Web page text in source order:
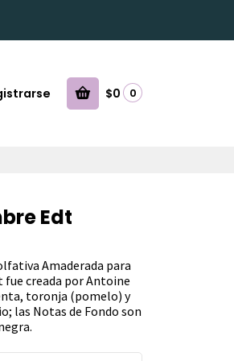
$0 0
Edt
Amaderada para
fue creada por Antoine
toronja (pomelo) y
las Notas de Fondo son